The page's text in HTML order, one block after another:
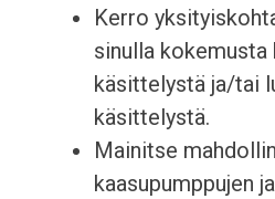
Kerro
sinulla kokemusta
käsittelystä ja/tai
käsittelystä.
Mainitse
kaasupumppujen